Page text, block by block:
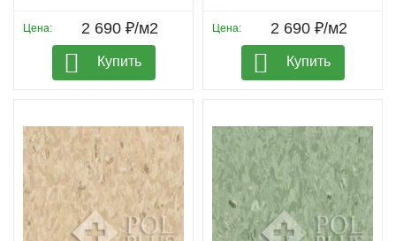
Цена: 2 690 ₽/м2
Купить
Цена: 2 690 ₽/м2
Купить